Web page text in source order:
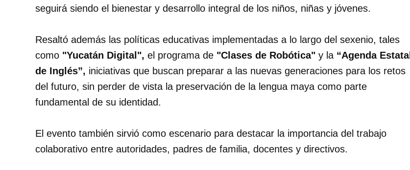
seguirá siendo el bienestar y desarrollo integral de los niños, niñas y jóvenes.
Resaltó además las políticas educativas implementadas a lo largo del sexenio, tales
como "Yucatán Digital", el programa de "Clases de Robótica" y la “Agenda Estatal
de Inglés”, iniciativas que buscan preparar a las nuevas generaciones para los retos
del futuro, sin perder de vista la preservación de la lengua maya como parte
fundamental de su identidad.
El evento también sirvió como escenario para destacar la importancia del trabajo
colaborativo entre autoridades, padres de familia, docentes y directivos.